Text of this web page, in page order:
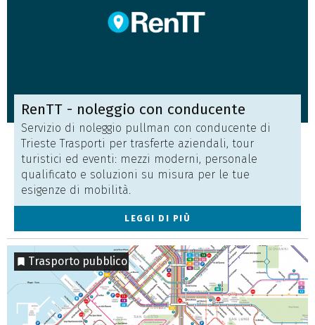
RenTT - noleggio con conducente
Servizio di noleggio pullman con conducente di
Trieste Trasporti per trasferte aziendali, tour
turistici ed eventi: mezzi moderni, personale
qualificato e soluzioni su misura per le tue
esigenze di mobilità.
LEGGI DI PIÙ
Trasporto pubblico